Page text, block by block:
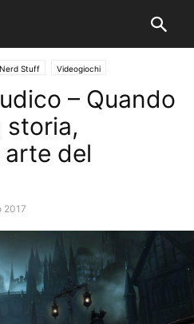
Nerd Stuff Videogiochi
– Quando
storia,
del
2017